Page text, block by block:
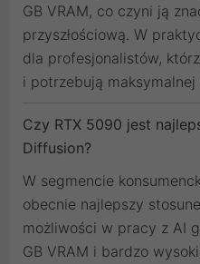
GB VRAM, co czyni ją
przyszłościową. W
dla profesjonalistów,
i potrzebują
Czy RTX 5090 jest
Diffusion?
W segmencie
obecnie najlepszy
możliwości w pracy z AI
GB VRAM i bardzo